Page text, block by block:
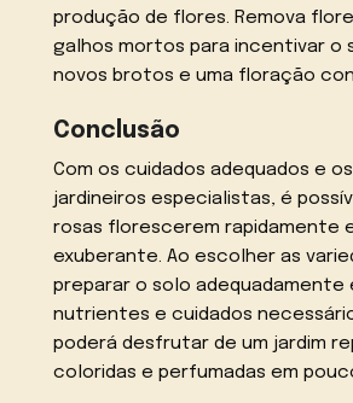
produção de flores. Remova
galhos mortos para incentivar o
novos brotos e uma floração
Conclusão
Com os cuidados adequados e
jardineiros especialistas, é
rosas florescerem rapidamente
exuberante. Ao escolher as
preparar o solo
nutrientes e cuidados
poderá desfrutar de um jardim
coloridas e perfumadas em